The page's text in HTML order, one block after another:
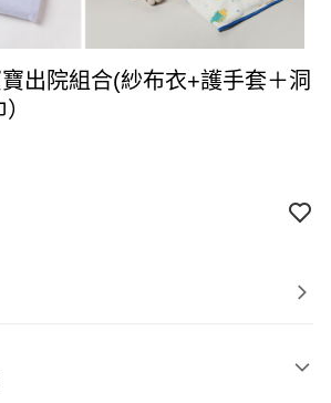
出院組合(紗布衣+護手套＋洞